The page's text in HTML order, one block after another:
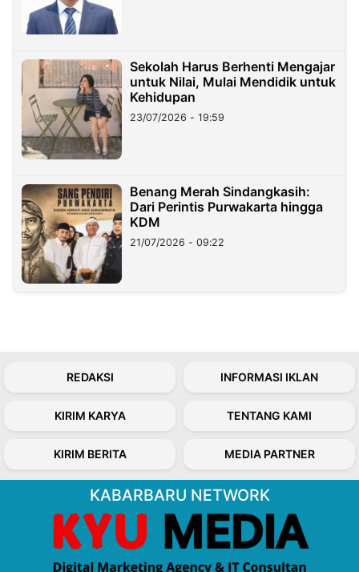
Sekolah Harus Berhenti Mengajar
untuk Nilai, Mulai Mendidik untuk
Kehidupan
23/07/2026 - 19:59
Benang Merah Sindangkasih:
Dari Perintis Purwakarta hingga
KDM
21/07/2026 - 09:22
REDAKSI INFORMASI IKLAN
KIRIM KARYA TENTANG KAMI
KIRIM BERITA MEDIA PARTNER
KABARBARU NETWORK